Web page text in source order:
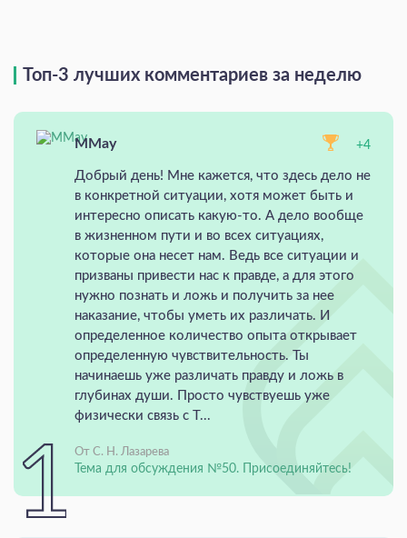
Топ-3 лучших комментариев за неделю
MMay +4
Добрый день! Мне кажется, что здесь дело не
в конкретной ситуации, хотя может быть и
интересно описать какую-то. А дело вообще
в жизненном пути и во всех ситуациях,
которые она несет нам. Ведь все ситуации и
призваны привести нас к правде, а для этого
нужно познать и ложь и получить за нее
наказание, чтобы уметь их различать. И
определенное количество опыта открывает
определенную чувствительность. Ты
начинаешь уже различать правду и ложь в
глубинах души. Просто чувствуешь уже
физически связь с Т...
От С. Н. Лазарева
Тема для обсуждения №50. Присоединяйтесь!